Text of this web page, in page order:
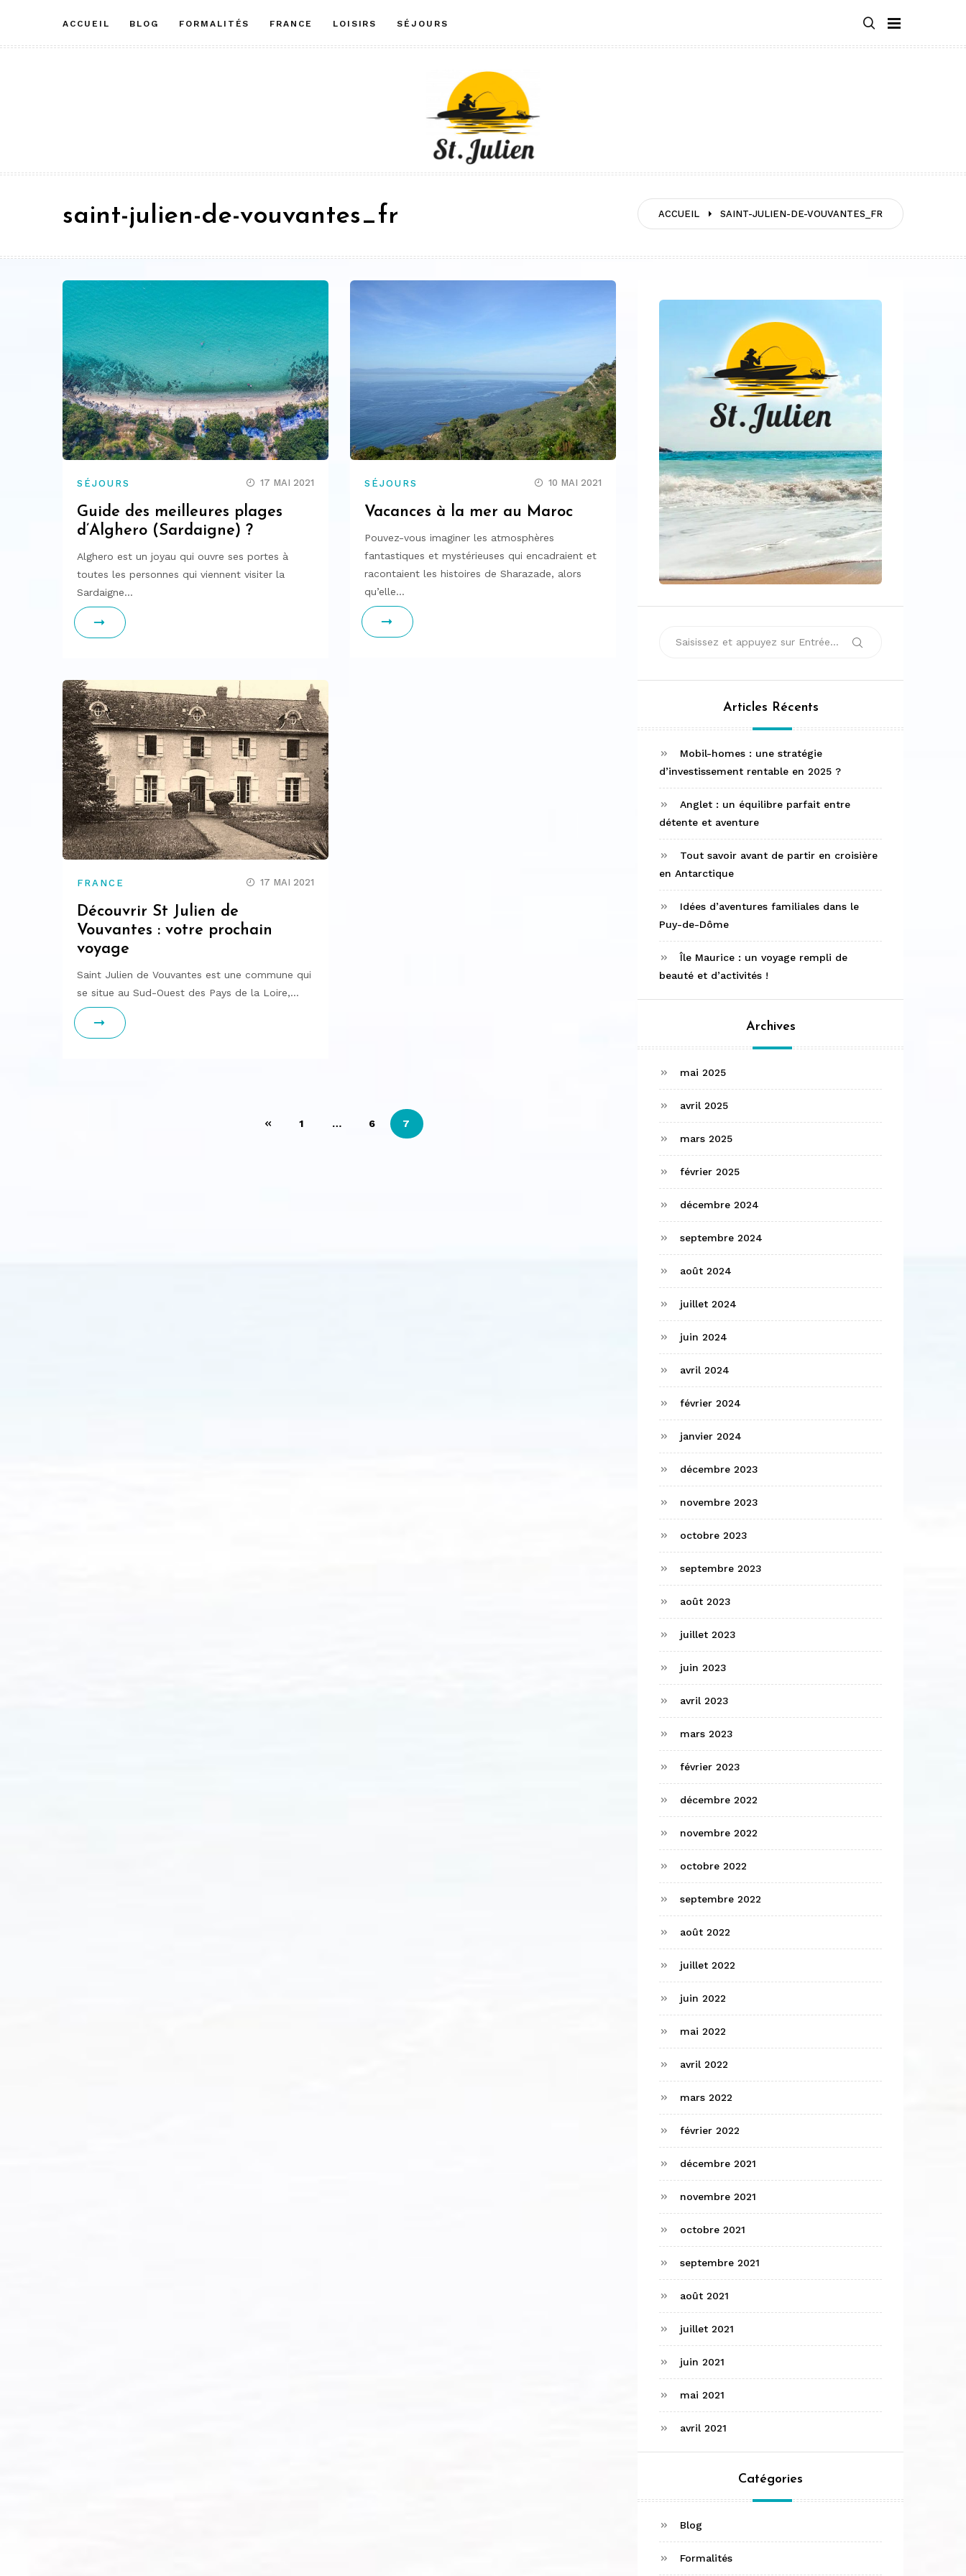
contenu
ACCUEIL BLOG FORMALITÉS FRANCE LOISIRS SÉJOURS
ACCUEIL SAINT-JULIEN-DE-VOUVANTES_FR
saint-julien-de-vouvantes_fr
SÉJOURS 17 MAI 2021
Guide des meilleures plages
d’Alghero (Sardaigne) ?
Alghero est un joyau qui ouvre ses portes à
toutes les personnes qui viennent visiter la
Sardaigne…
SÉJOURS 10 MAI 2021
Vacances à la mer au Maroc
Pouvez-vous imaginer les atmosphères
fantastiques et mystérieuses qui encadraient et
racontaient les histoires de Sharazade, alors
qu’elle…
FRANCE 17 MAI 2021
Découvrir St Julien de
Vouvantes : votre prochain
voyage
Saint Julien de Vouvantes est une commune qui
se situe au Sud-Ouest des Pays de la Loire,…
1 … 6 7
Rechercher
Articles Récents
Mobil-homes : une stratégie
d’investissement rentable en 2025 ?
Anglet : un équilibre parfait entre
détente et aventure
Tout savoir avant de partir en croisière
en Antarctique
Idées d’aventures familiales dans le
Puy-de-Dôme
Île Maurice : un voyage rempli de
beauté et d’activités !
Archives
mai 2025
avril 2025
mars 2025
février 2025
décembre 2024
septembre 2024
août 2024
juillet 2024
juin 2024
avril 2024
février 2024
janvier 2024
décembre 2023
novembre 2023
octobre 2023
septembre 2023
août 2023
juillet 2023
juin 2023
avril 2023
mars 2023
février 2023
décembre 2022
novembre 2022
octobre 2022
septembre 2022
août 2022
juillet 2022
juin 2022
mai 2022
avril 2022
mars 2022
février 2022
décembre 2021
novembre 2021
octobre 2021
septembre 2021
août 2021
juillet 2021
juin 2021
mai 2021
avril 2021
Catégories
Blog
Formalités